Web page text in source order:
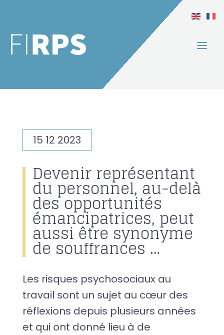
15 12 2023
Devenir représentant
du personnel, au-delà
des opportunités
émancipatrices, peut
aussi être synonyme
de souffrances …͏
Les risques psychosociaux au
travail sont un sujet au cœur des
réflexions depuis plusieurs années
et qui ont donné lieu à de